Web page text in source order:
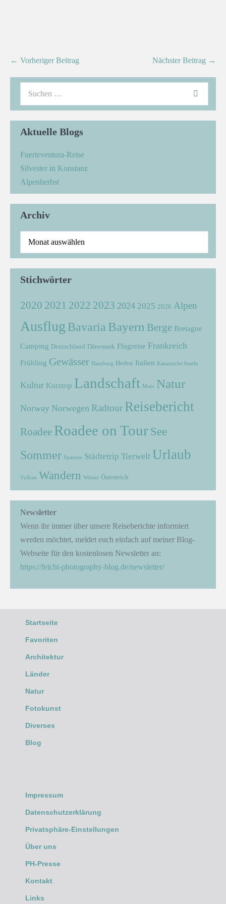
← Vorheriger Beitrag Nächster Beitrag →
Aktuelle Blogs
Fuerteventura-Reise
Silvester in Konstanz
Alpenherbst
Archiv
Stichwörter
2020 2021 2022 2023 2024 2025 2026 Alpen
Ausflug Bavaria Bayern Berge Bretagne
Camping Deutschland Dänemark Flugreise Frankreich
Frühling Gewässer Hamburg Herbst Italien Kanarische Inseln
Kultur Kurztrip Landschaft Meer Natur
Norway Norwegen Radtour Reisebericht
Roadee Roadee on Tour See
Sommer Spanien Städtetrip Tierwelt Urlaub
Vulkan Wandern Winter Österreich
Newsletter
Wenn ihr immer über unsere Reiseberichte informiert
werden möchtet, meldet euch einfach auf meiner Blog-
Webseite für den kostenlosen Newsletter an:
https://feicht-photography-blog.de/newsletter/
Startseite
Favoriten
Architektur
Länder
Natur
Fotokunst
Diverses
Blog
Impressum
Datenschutzerklärung
Privatsphäre-Einstellungen
Über uns
PH-Presse
Kontakt
Links